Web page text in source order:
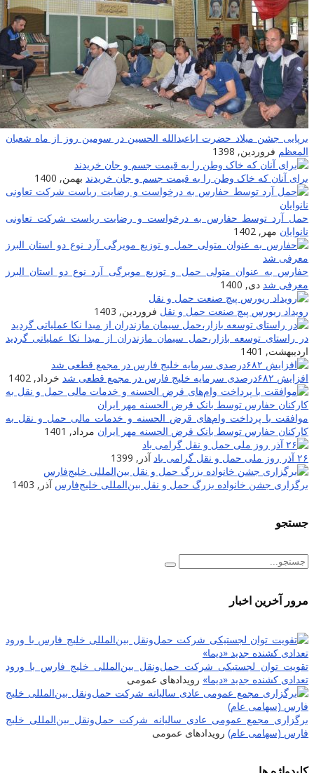
جشن میلاد حضرت اباعبدالله الحسین در سومین روز از ماه شعبان
فروردین, 1398
آنان که خاک وطن را به قیمت جسم و جان خریدند بهمن, 1400
آرد توسط حفارس به درخواست و رضایت ریاست شرکت تعاونی
مهر, 1402
به عنوان متولی حمل و توزیع مویرگی آرد نوع دو استان البرز
شد دی, 1400
ریورس پیچ صنعت حمل و نقل فروردین, 1403
راستای توسعه بازار،حمل سیمان مازندران از مبدا نکا عملیاتی گردید
1401
۶۸۲درصدی سرمایه خلیج فارس در مجمع قطعی شد
خرداد, 1402
با پرداخت وام‌های قرض الحسنه و خدمات مالی حمل و نقل به
حفارس توسط بانک قرض الحسنه مهر ایران مرداد, 1401
ملی حمل و نقل گرامی باد
آذر, 1399
جشن خانواده بزرگ حمل و نقل بین‌المللی خلیج‌فارس آذر, 1403
آخرین اخبار
توان لجستیکی شرکت حمل‌ونقل بین‌المللی خلیج فارس با ورود
کشنده جدید «دیما» رویدادهای عمومی
مجمع عمومی عادی سالیانه شرکت حمل‌ونقل بین‌المللی خلیج
(سهامی عام) رویدادهای عمومی